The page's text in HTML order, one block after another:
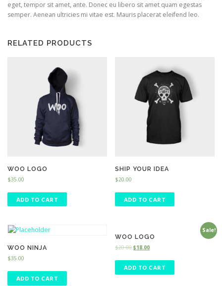
eget, tempor sit amet, ante. Donec eu libero sit amet quam egestas
semper. Aenean ultricies mi vitae est. Mauris placerat eleifend leo.
RELATED PRODUCTS
WOO LOGO
$35.00
ADD TO CART
SHIP YOUR IDEA
$20.00
ADD TO CART
WOO NINJA
$35.00
ADD TO CART
Sale!
WOO LOGO
$20.00 $18.00
ADD TO CART